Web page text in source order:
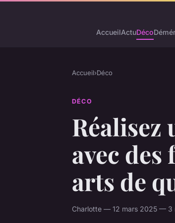
AccueilActuDéco
Accueil›Déco
DÉCO
Réalisez
avec
arts de
Charlotte — 12 mars 2025 — 3